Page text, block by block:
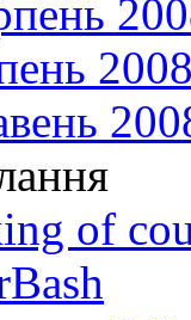
2008
of